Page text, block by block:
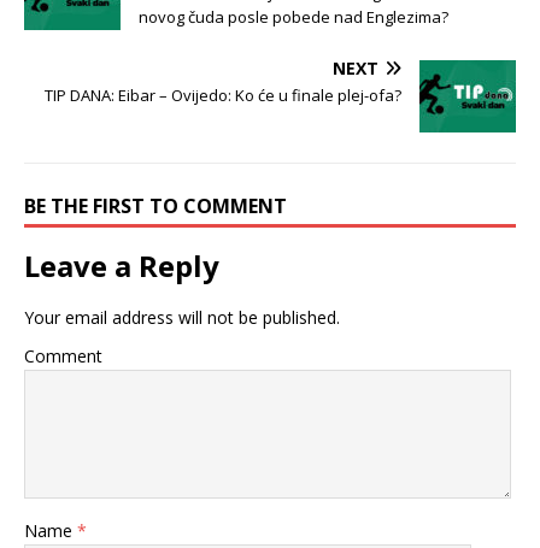
novog čuda posle pobede nad Englezima?
NEXT
TIP DANA: Eibar – Ovijedo: Ko će u finale plej-ofa?
BE THE FIRST TO COMMENT
Leave a Reply
Your email address will not be published.
Comment
Name *